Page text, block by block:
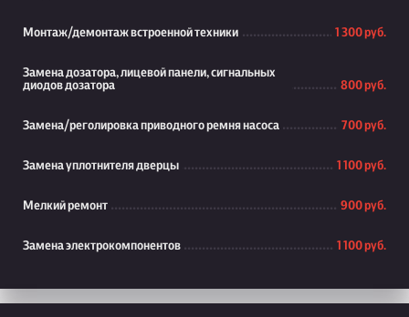
Монтаж/демонтаж встроенной техники 1 300 руб.
Замена дозатора, лицевой панели, сигнальных
диодов дозатора
800 руб.
Замена/реголировка приводного ремня насоса 700 руб.
Замена уплотнителя дверцы 1 100 руб.
Мелкий ремонт 900 руб.
Замена электрокомпонентов 1 100 руб.